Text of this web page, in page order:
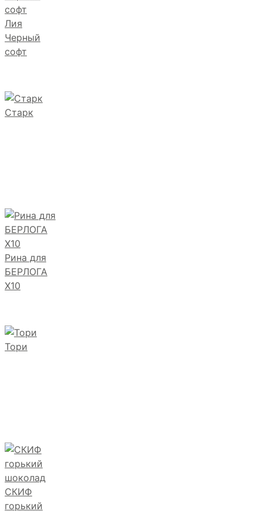
Лия
Черный
софт
Старк
Рина для
БЕРЛОГА
Х10
Тори
СКИФ
горький